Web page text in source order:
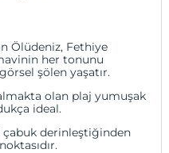
Ölüdeniz, Fethiye
her tonunu
şölen yaşatır.
olan plaj yumuşak
ideal.
çabuk derinleştiğinden